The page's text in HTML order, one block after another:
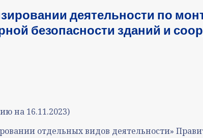
деятельности по
безопасности зданий и
на 16.11.2023)
отдельных видов деятельности»